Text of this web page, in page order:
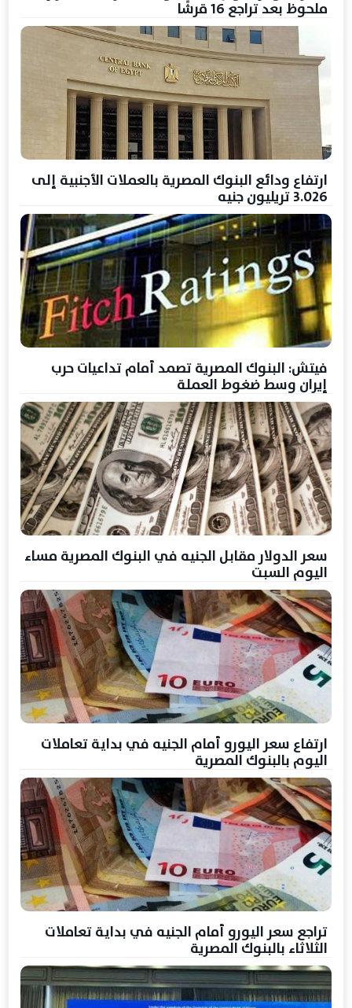
ملحوظ بعد تراجع 16 قرشًا
ارتفاع ودائع البنوك المصرية بالعملات الأجنبية إلى
3.026 تريليون جنيه
فيتش: البنوك المصرية تصمد أمام تداعيات حرب
إيران وسط ضغوط العملة
سعر الدولار مقابل الجنيه في البنوك المصرية مساء
اليوم السبت
ارتفاع سعر اليورو أمام الجنيه في بداية تعاملات
اليوم بالبنوك المصرية
تراجع سعر اليورو أمام الجنيه في بداية تعاملات
الثلاثاء بالبنوك المصرية